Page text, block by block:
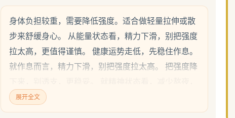
身体负担较重，需要降低强度。适合做轻量拉伸或散
步来舒缓身心。 从能量状态看，精力下滑，别把强度
拉太高，更值得谨慎。 健康运势走低，先稳住作息。
就作息而言，精力下滑，别把强度拉太高。 把强度降
恢复会更快，更宜稳步推进。把强度降下来，别透
支。
展开全文